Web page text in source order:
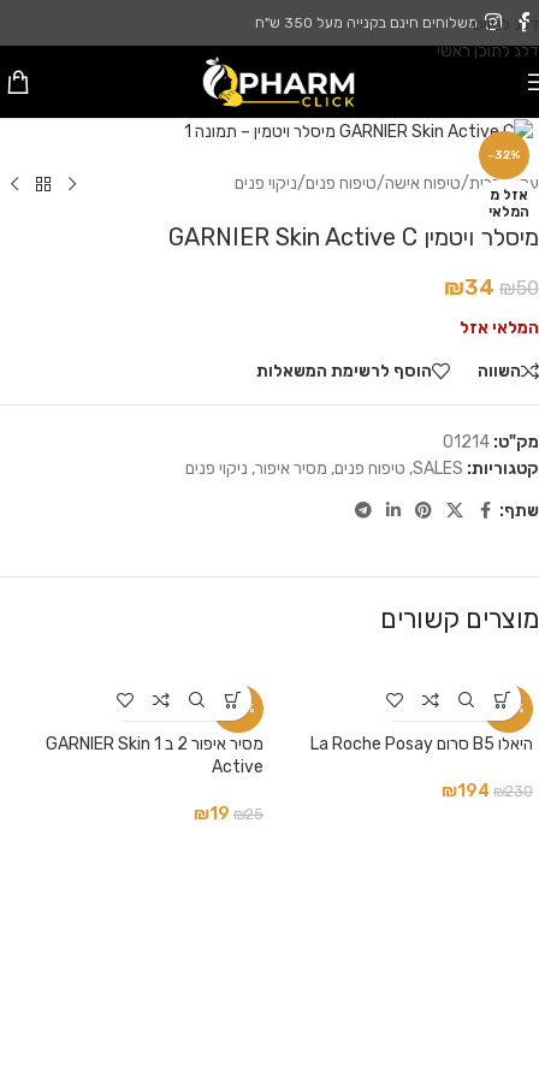
דלג לניווט
דלג לתוכן ראשי
משלוחים חינם בקנייה מעל 350 ש"ח
-32%
אזל מ
המלאי
עמוד הבית/טיפוח אישה/טיפוח פנים/ניקוי פנים
מיסלר ויטמין GARNIER Skin Active C
₪50
₪34
המלאי אזל
השווה הוסף לרשימת המשאלות
מק"ט: 01214
קטגוריות: SALES
, טיפוח פנים, מסיר איפור, ניקוי פנים
שתף:
מוצרים קשורים
-16%
היאלו B5 סרום La Roche Posay
₪230
₪194
-24%
מסיר איפור 2 ב 1 GARNIER Skin
Active
₪25
₪19